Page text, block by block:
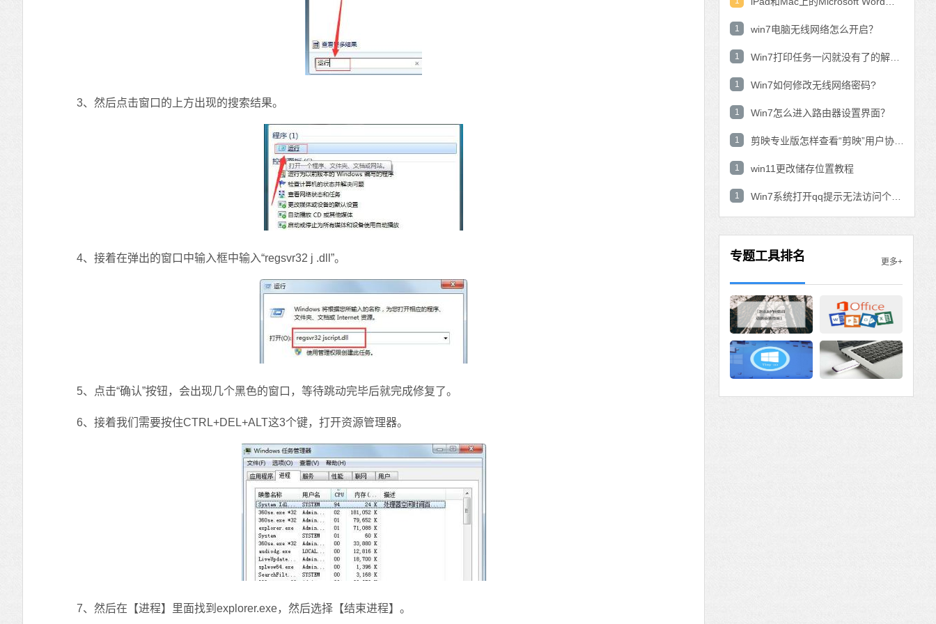
3、然后点击窗口的上方出现的搜索结果。
4、接着在弹出的窗口中输入框中输入“regsvr32 j .dll”。
5、点击“确认”按钮，会出现几个黑色的窗口，等待跳动完毕后就完成修复了。
6、接着我们需要按住CTRL+DEL+ALT这3个键，打开资源管理器。
7、然后在【进程】里面找到explorer.exe，然后选择【结束进程】。
1 win7电脑无线网络怎么开启？
1
1 Win7如何修改无线网络密码?
1 Win7怎么进入路由器设置界面？
1
1 win11更改储存位置教程
1
专题工具排名 更多+